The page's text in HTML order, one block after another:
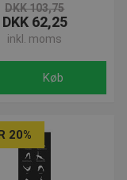
DKK 103,75
DKK 62,25
inkl. moms
Køb
20%